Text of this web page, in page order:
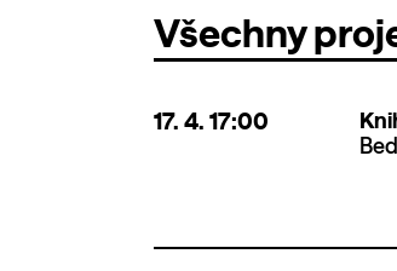
Všechny
17. 4. 17:00